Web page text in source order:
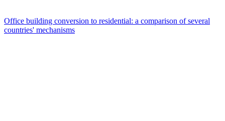
Office building conversion to residential: a comparison of several
countries' mechanisms